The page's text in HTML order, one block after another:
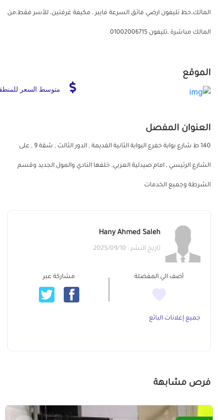
المالك،خط تليفون ارضي فائق السرعة فايبر ، مكيفة غرفتين، للأسر فقط،من
المالك مباشرة ,تليفون 01002006715
الموقع
متوسط السعر
العنوان المفصل
140 ط شارع بوابة خفرع البوابة الثانية القديمة , الدور الثالث , شقة 9 , على
الشارع الرئيسي , امام صيدلية العزبي, خلفها النادي والمول الجديد وقسم
الشرطة وجميع الخدمات
Hany Ahmed Saleh
تاريخ النشر : 2025/09/10
أضف الي المفضلة مشاركة عبر
جميع إعلانات البائع
فرص مشابهة